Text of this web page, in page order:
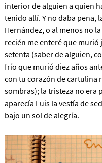
interior de alguien a quien
tenido allí. Y no daba pena,
Hernández, o al menos no
recién me enteré que murió
setenta (saber de alguien,
frío que murió diez años
con tu corazón de cartulina
sombras); la tristeza no era
aparecía Luis la vestía de
bajo un sol de alegría.